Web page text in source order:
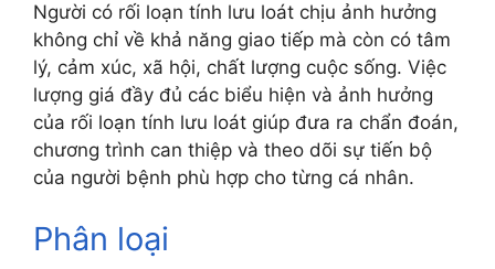
Người có rối loạn tính lưu loát chịu ảnh hưởng
không chỉ về khả năng giao tiếp mà còn có tâm
lý, cảm xúc, xã hội, chất lượng cuộc sống. Việc
lượng giá đầy đủ các biểu hiện và ảnh hưởng
của rối loạn tính lưu loát giúp đưa ra chẩn đoán,
chương trình can thiệp và theo dõi sự tiến bộ
của người bệnh phù hợp cho từng cá nhân.
Phân loại